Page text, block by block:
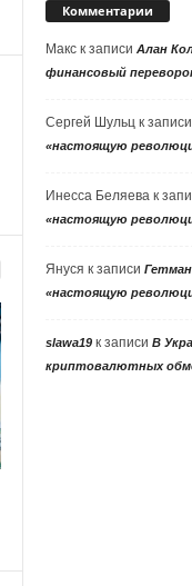
Комментарии
Макск записи Алан
финансовый
Сергей Шульцк записи
«настоящую
Инесса Беляевак
«настоящую
Януся к записи
«настоящую
slawa19к записи В
криптовалютных